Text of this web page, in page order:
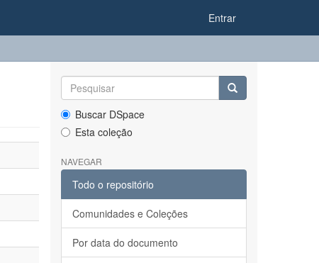
Entrar
Buscar DSpace
Esta coleção
NAVEGAR
Todo o repositório
Comunidades e Coleções
Por data do documento